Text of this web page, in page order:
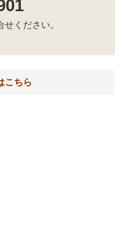
ください。
こちら